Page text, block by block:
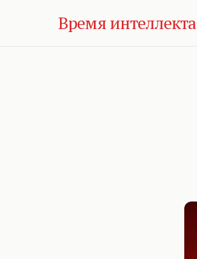
Время интеллекта